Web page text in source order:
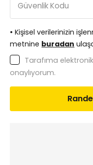
Güvenlik Kodu
• Kişisel verilerinizin
metnine buradan
Tarafıma
onaylıyorum.